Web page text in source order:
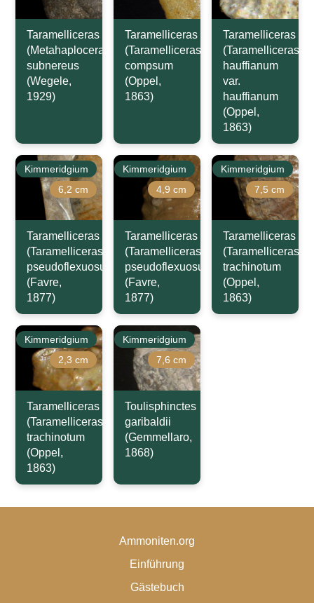
Taramelliceras
(Metahaploceras)
subnereus
(Wegele,
1929)
Taramelliceras
(Taramelliceras)
compsum
(Oppel,
1863)
Taramelliceras
(Taramelliceras)
hauffianum
var.
hauffianum
(Oppel,
1863)
Kimmeridgium
6,2 cm
Taramelliceras
(Taramelliceras)
pseudoflexuosum
(Favre,
1877)
Kimmeridgium
4,9 cm
Taramelliceras
(Taramelliceras)
pseudoflexuosum
(Favre,
1877)
Kimmeridgium
7,5 cm
Taramelliceras
(Taramelliceras)
trachinotum
(Oppel,
1863)
Kimmeridgium
2,3 cm
Taramelliceras
(Taramelliceras)
trachinotum
(Oppel,
1863)
Kimmeridgium
7,6 cm
Toulisphinctes
garibaldii
(Gemmellaro,
1868)
Ammoniten.org
Einführung
Gästebuch